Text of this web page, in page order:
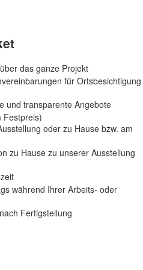
das ganze Projekt
für Ortsbesichtigung
und transparente Angebote
Festpreis)
oder zu Hause bzw. am
zu Hause zu unserer Ausstellung
während Ihrer Arbeits- oder
Fertigstellung